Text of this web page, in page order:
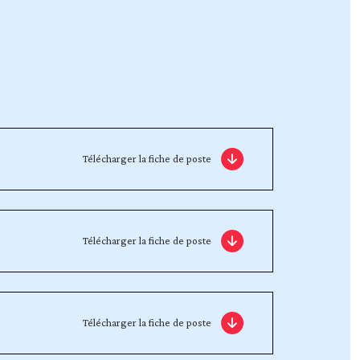
Télécharger la fiche de poste
Télécharger la fiche de poste
Télécharger la fiche de poste